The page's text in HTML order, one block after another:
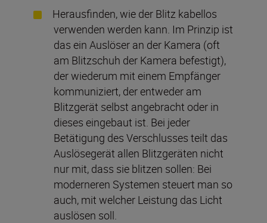
Herausfinden, wie der Blitz kabellos
verwenden werden kann. Im Prinzip ist
das ein Auslöser an der Kamera (oft
am Blitzschuh der Kamera befestigt),
der wiederum mit einem Empfänger
kommuniziert, der entweder am
Blitzgerät selbst angebracht oder in
dieses eingebaut ist. Bei jeder
Betätigung des Verschlusses teilt das
Auslösegerät allen Blitzgeräten nicht
nur mit, dass sie blitzen sollen: Bei
moderneren Systemen steuert man so
auch, mit welcher Leistung das Licht
auslösen soll.